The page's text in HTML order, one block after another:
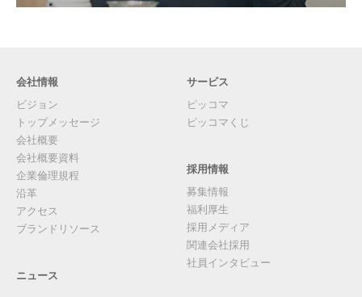
会社情報
ビジョン
トップメッセージ
会社概要
会社概要資料
企業倫理規程
沿革
アクセス
ブランドリソース
ニュース
サービス
ピッコマ
ピッコマくじ
採用情報
募集情報
福利厚生
採用メディア
関連会社採用
社員インタビュー